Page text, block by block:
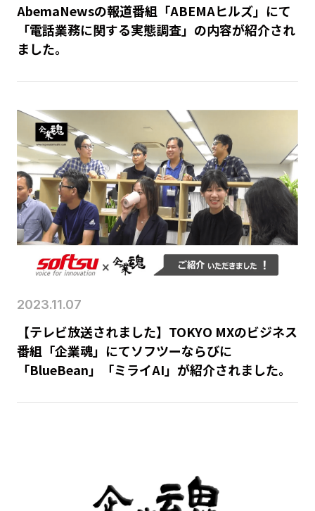
AbemaNewsの報道番組「ABEMAヒルズ」にて
「電話業務に関する実態調査」の内容が紹介され
ました。
2023.11.07
【テレビ放送されました】TOKYO MXのビジネス
番組「企業魂」にてソフツーならびに
「BlueBean」「ミライAI」が紹介されました。